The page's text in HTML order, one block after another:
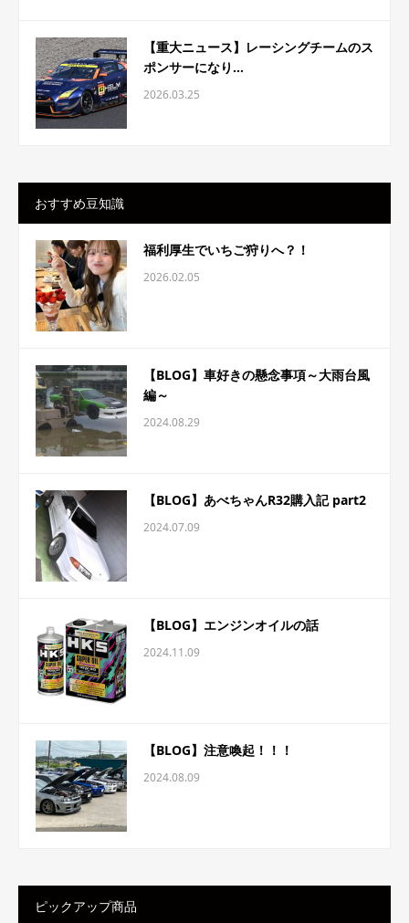
【重大ニュース】レーシングチームのス
ポンサーになり...
2026.03.25
おすすめ豆知識
福利厚生でいちご狩りへ？！
2026.02.05
【BLOG】車好きの懸念事項～大雨台風
編～
2024.08.29
【BLOG】あべちゃんR32購入記 part2
2024.07.09
【BLOG】エンジンオイルの話
2024.11.09
【BLOG】注意喚起！！！
2024.08.09
ピックアップ商品